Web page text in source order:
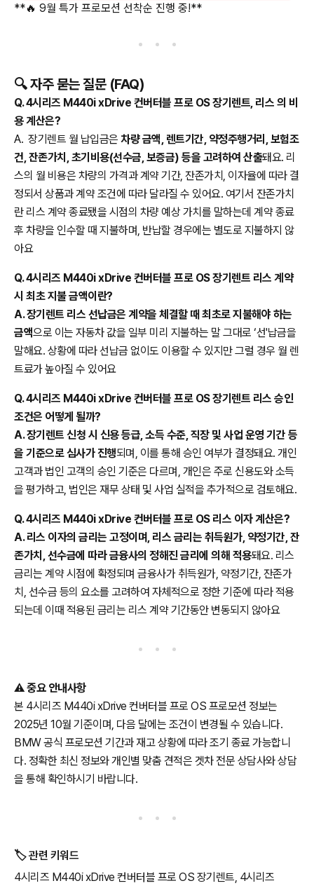
**🔥 9월 특가 프로모션 선착순 진행 중!**
🔍 자주 묻는 질문 (FAQ)
Q. 4시리즈 M440i xDrive 컨버터블 프로 OS 장기렌트, 리스 의 비
용 계산은?
A. 장기렌트 월 납입금은 차량 금액, 렌트기간, 약정주행거리, 보험조
건, 잔존가치, 초기비용(선수금, 보증금) 등을 고려하여 산출돼요. 리
스의 월 비용은 차량의 가격과 계약 기간, 잔존가치, 이자율에 따라 결
정되서 상품과 계약 조건에 따라 달라질 수 있어요. 여기서 잔존가치
란 리스 계약 종료됐을 시점의 차량 예상 가치를 말하는데 계약 종료
후 차량을 인수할 때 지불하며, 반납할 경우에는 별도로 지불하지 않
아요
Q. 4시리즈 M440i xDrive 컨버터블 프로 OS 장기렌트 리스 계약
시 최초 지불 금액이란?
A. 장기렌트 리스 선납금은 계약을 체결할 때 최초로 지불해야 하는
금액으로 이는 자동차 값을 일부 미리 지불하는 말 그대로 ‘선'납금을
말해요. 상황에 따라 선납금 없이도 이용할 수 있지만 그럴 경우 월 렌
트료가 높아질 수 있어요
Q. 4시리즈 M440i xDrive 컨버터블 프로 OS 장기렌트 리스 승인
조건은 어떻게 될까?
A. 장기렌트 신청 시 신용 등급, 소득 수준, 직장 및 사업 운영 기간 등
을 기준으로 심사가 진행되며, 이를 통해 승인 여부가 결정돼요. 개인
고객과 법인 고객의 승인 기준은 다르며, 개인은 주로 신용도와 소득
을 평가하고, 법인은 재무 상태 및 사업 실적을 추가적으로 검토해요.
Q. 4시리즈 M440i xDrive 컨버터블 프로 OS 리스 이자 계산은?
A. 리스 이자의 금리는 고정이며, 리스 금리는 취득원가, 약정기간, 잔
존가치, 선수금에 따라 금융사의 정해진 금리에 의해 적용돼요. 리스
금리는 계약 시점에 확정되며 금융사가 취득원가, 약정기간, 잔존가
치, 선수금 등의 요소를 고려하여 자체적으로 정한 기준에 따라 적용
되는데 이때 적용된 금리는 리스 계약 기간동안 변동되지 않아요
⚠️중요 안내사항
본 4시리즈 M440i xDrive 컨버터블 프로 OS 프로모션 정보는
2025년 10월 기준이며, 다음 달에는 조건이 변경될 수 있습니다.
BMW 공식 프로모션 기간과 재고 상황에 따라 조기 종료 가능합니
다. 정확한 최신 정보와 개인별 맞춤 견적은 겟차 전문 상담사와 상담
을 통해 확인하시기 바랍니다.
🏷️ 관련 키워드
4시리즈 M440i xDrive 컨버터블 프로 OS 장기렌트, 4시리즈